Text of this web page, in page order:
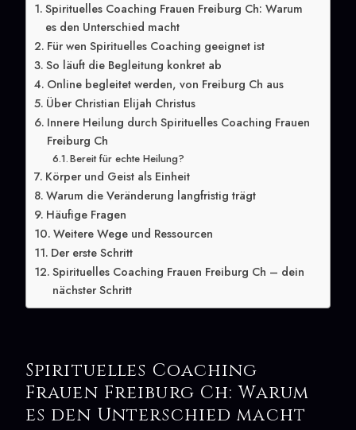
Spirituelles Coaching Frauen Freiburg Ch: Warum
es den Unterschied macht
Für wen Spirituelles Coaching geeignet ist
So läuft die Begleitung konkret ab
Online begleitet werden, von Freiburg Ch aus
Über Christian Elijah Christus
Innere Heilung durch Spirituelles Coaching Frauen
Freiburg Ch
Bereit für echte Heilung?
Körper und Geist als Einheit
Warum die Veränderung langfristig trägt
Häufige Fragen
Weitere Wege und Ressourcen
Der erste Schritt
Spirituelles Coaching Frauen Freiburg Ch – dein
nächster Schritt
Spirituelles Coaching
Frauen Freiburg Ch: Warum
es den Unterschied macht